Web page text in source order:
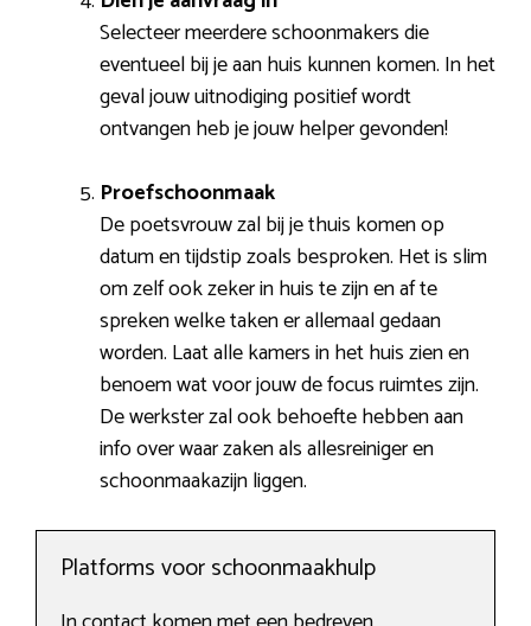
Selecteer meerdere schoonmakers die
eventueel bij je aan huis kunnen komen. In het
geval jouw uitnodiging positief wordt
ontvangen heb je jouw helper gevonden!
Proefschoonmaak
De poetsvrouw zal bij je thuis komen op
datum en tijdstip zoals besproken. Het is slim
om zelf ook zeker in huis te zijn en af te
spreken welke taken er allemaal gedaan
worden. Laat alle kamers in het huis zien en
benoem wat voor jouw de focus ruimtes zijn.
De werkster zal ook behoefte hebben aan
info over waar zaken als allesreiniger en
schoonmaakazijn liggen.
Platforms voor schoonmaakhulp